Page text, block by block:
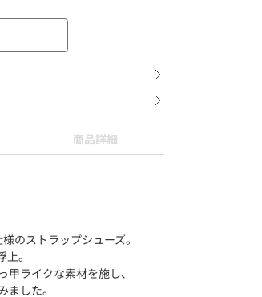
商品詳細
のストラップシューズ。
。
ライクな素材を施し、
した。